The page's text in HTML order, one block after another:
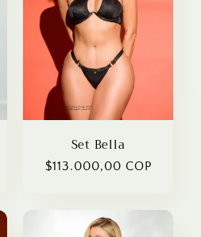
Set Bella
Regular
$113.000,00 COP